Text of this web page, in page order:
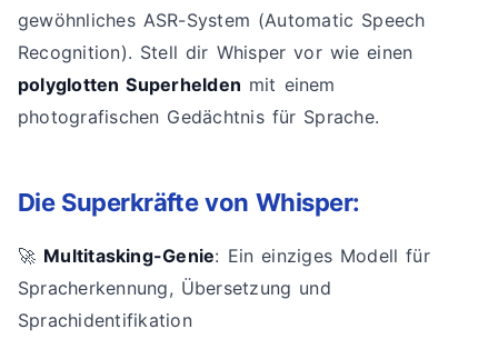
gewöhnliches ASR-System (Automatic Speech
Recognition). Stell dir Whisper vor wie einen
polyglotten Superhelden mit einem
photografischen Gedächtnis für Sprache.
Die Superkräfte von Whisper:
🚀 Multitasking-Genie: Ein einziges Modell für
Spracherkennung, Übersetzung und
Sprachidentifikation